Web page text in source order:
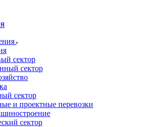
сектор
сектор
сектор
и проектные перевозки
сектор